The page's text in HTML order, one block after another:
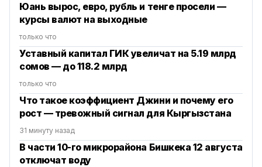
Юань вырос, евро, рубль и тенге просели —
курсы валют на выходные
только что
Уставный капитал ГИК увеличат на 5.19 млрд
сомов — до 118.2 млрд
только что
Что такое коэффициент Джини и почему его
рост — тревожный сигнал для Кыргызстана
31 минуту назад
В части 10-го микрорайона Бишкека 12 августа
отключат воду